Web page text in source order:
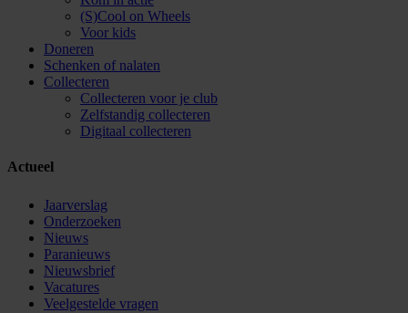
(S)Cool on Wheels
Voor kids
Doneren
Schenken of nalaten
Collecteren
Collecteren voor je club
Zelfstandig collecteren
Digitaal collecteren
Actueel
Jaarverslag
Onderzoeken
Nieuws
Paranieuws
Nieuwsbrief
Vacatures
Veelgestelde vragen